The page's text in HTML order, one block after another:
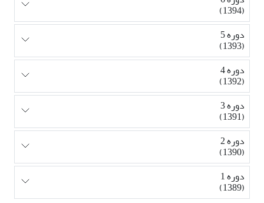
(1394)
دوره 5
(1393)
دوره 4
(1392)
دوره 3
(1391)
دوره 2
(1390)
دوره 1
(1389)